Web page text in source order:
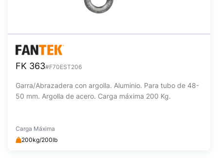
FK 363#F70EST206
Garra/Abrazadera con argolla. Aluminio. Para tubo de 48-
50 mm. Argolla de acero. Carga máxima 200 Kg.
Carga Máxima
200kg/200lb